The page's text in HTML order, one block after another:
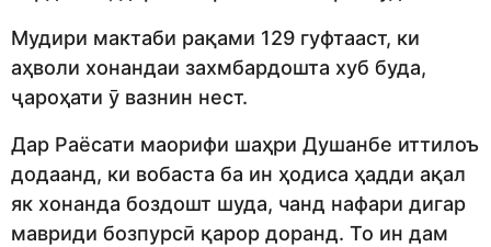
Мудири мактаби рақами 129 гуфтааст, ки
аҳволи хонандаи захмбардошта хуб буда,
ҷароҳати ӯ вазнин нест.
Дар Раёсати маорифи шаҳри Душанбе иттилоъ
додаанд, ки вобаста ба ин ҳодиса ҳадди ақал
як хонанда боздошт шуда, чанд нафари дигар
мавриди бозпурсӣ қарор доранд. То ин дам